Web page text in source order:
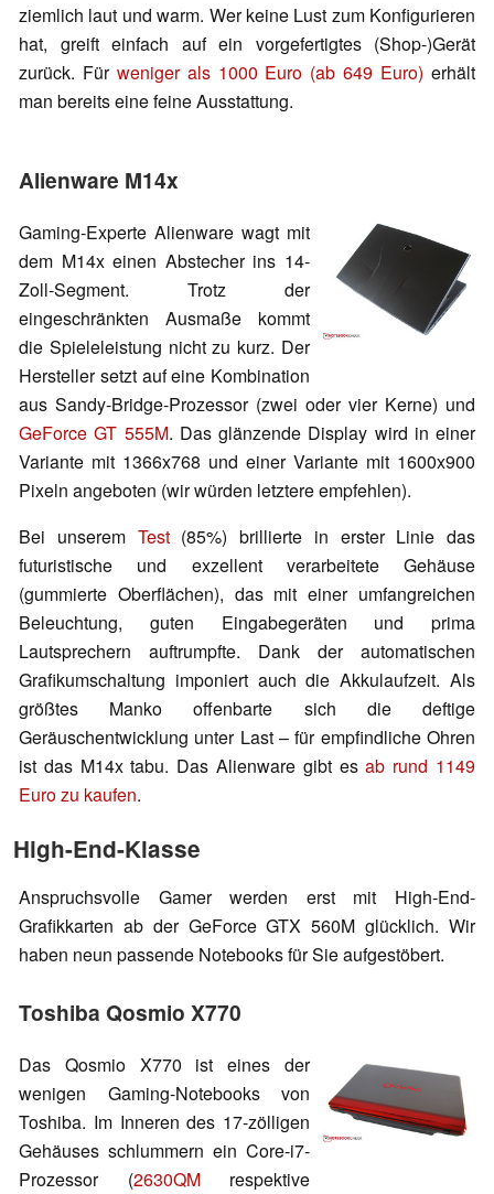
ziemlich laut und warm. Wer keine Lust zum Konfigurieren
hat, greift einfach auf ein vorgefertigtes (Shop-)Gerät
zurück. Fürweniger als 1000 Euro (ab 649 Euro) erhält
man bereits eine feine Ausstattung.
Alienware M14x
Gaming-Experte Alienware wagt mit
dem M14x einen Abstecher ins 14-
Zoll-Segment. Trotz der
eingeschränkten Ausmaße kommt
die Spieleleistung nicht zu kurz. Der
Hersteller setzt auf eine Kombination
aus Sandy-Bridge-Prozessor (zwei oder vier Kerne) und
GeForce GT 555M. Das glänzende Display wird in einer
Variante mit 1366x768 und einer Variante mit 1600x900
Pixeln angeboten (wir würden letztere empfehlen).
Bei unserem Test(85%) brillierte in erster Linie das
futuristische und exzellent verarbeitete Gehäuse
(gummierte Oberflächen), das mit einer umfangreichen
Beleuchtung, guten Eingabegeräten und prima
Lautsprechern auftrumpfte. Dank der automatischen
Grafikumschaltung imponiert auch die Akkulaufzeit. Als
größtes Manko offenbarte sich die deftige
Geräuschentwicklung unter Last – für empfindliche Ohren
ist das M14x tabu. Das Alienware gibt esab rund 1149
Euro zu kaufen.
High-End-Klasse
Anspruchsvolle Gamer werden erst mit High-End-
Grafikkarten ab der GeForce GTX 560M glücklich. Wir
haben neun passende Notebooks für Sie aufgestöbert.
Toshiba Qosmio X770
Das Qosmio X770 ist eines der
wenigen Gaming-Notebooks von
Toshiba. Im Inneren des 17-zölligen
Gehäuses schlummern ein Core-i7-
Prozessor (2630QMrespektive